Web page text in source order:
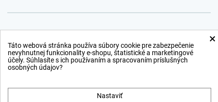
×
Táto webová stránka používa súbory cookie pre zabezpečenie
nevyhnutnej funkcionality e-shopu, štatistické a marketingové
účely. Súhlasíte s ich používaním a spracovaním príslušných
osobných údajov?
Nastaviť